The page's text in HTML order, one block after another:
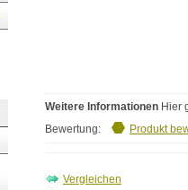
Weitere Informationen Hier
Bewertung:
Produkt